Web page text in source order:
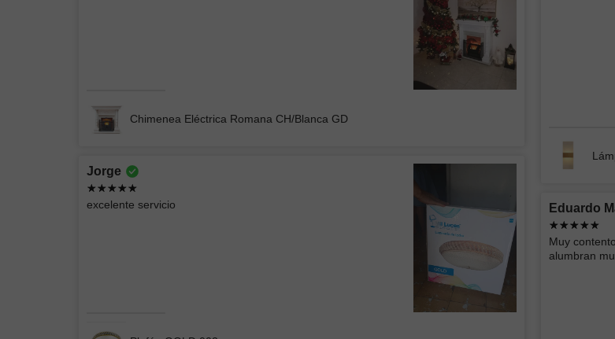
Chimenea Eléctrica Romana CH/Blanca GD
Jorge
excelente servicio Eduardo
Muy
alumbran
La lámpara se ve muy bien el único detalle
menor es que se ven algo los focos
Lámpara de Techo tipo Plafón WEST 002
EIDRIC
Buen producto y rápida entrega
Empotrado LED SIRAJ 012